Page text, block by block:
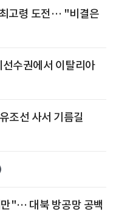
고령 도전… "비결은
수권에서 이탈리아
조선 사서 기름길
"… 대북 방공망 공백